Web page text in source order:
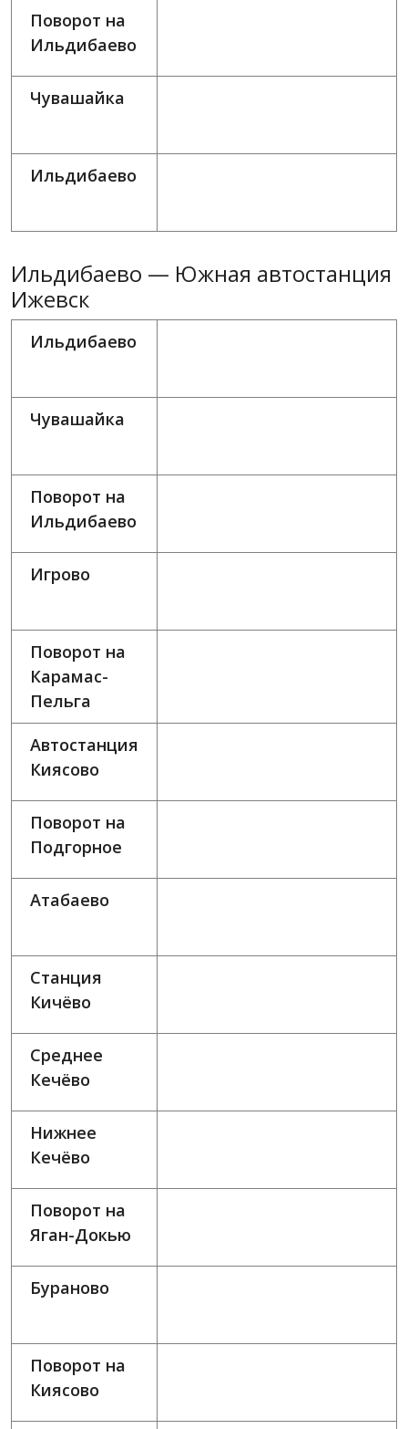
Поворот на
Ильдибаево
Чувашайка
Ильдибаево
Ильдибаево — Южная автостанция
Ижевск
Ильдибаево
Чувашайка
Поворот на
Ильдибаево
Игрово
Поворот на
Карамас-
Пельга
Автостанция
Киясово
Поворот на
Подгорное
Атабаево
Станция
Кичёво
Среднее
Кечёво
Нижнее
Кечёво
Поворот на
Яган-Докью
Бураново
Поворот на
Киясово